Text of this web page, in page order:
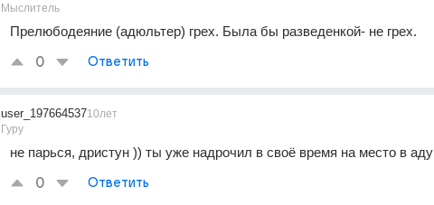
Мыслитель
Прелюбодеяние (адюльтер) грех. Была бы разведенкой- не грех.
0 Ответить
user_197664537
Гуру
10лет
не парься, дристун )) ты уже надрочил в своё время на место в аду
0 Ответить